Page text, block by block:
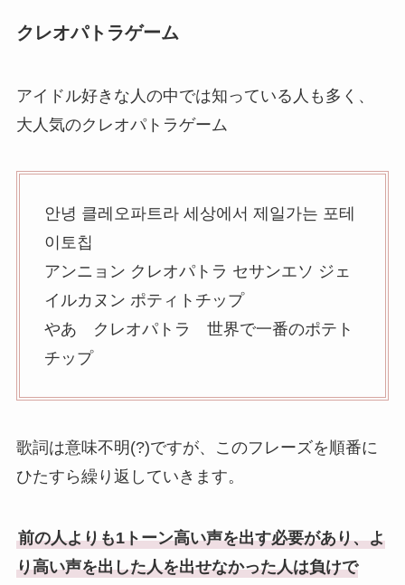
クレオパトラゲーム
アイドル好きな人の中では知っている人も多く、
大人気のクレオパトラゲーム
안녕 클레오파트라 세상에서 제일가는 포테
이토칩
アンニョン クレオパトラ セサンエソ ジェ
イルカヌン ポティトチップ
やあ クレオパトラ 世界で一番のポテト
チップ
歌詞は意味不明(?)ですが、このフレーズを順番に
ひたすら繰り返していきます。
前の人よりも1トーン高い声を出す必要があり、よ
り高い声を出した人を出せなかった人は負けで